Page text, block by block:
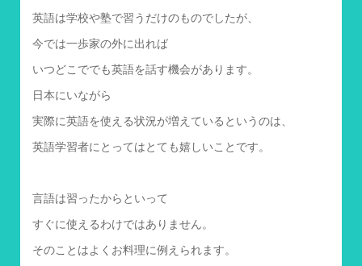
英語は学校や塾で習うだけのものでしたが、
今では一歩家の外に出れば
いつどこででも英語を話す機会があります。
日本にいながら
実際に英語を使える状況が増えているというのは、
英語学習者にとってはとても嬉しいことです。
言語は習ったからといって
すぐに使えるわけではありません。
そのことはよくお料理に例えられます。